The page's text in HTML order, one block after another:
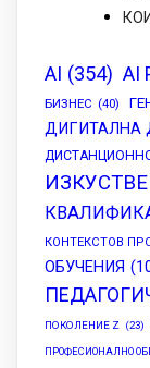
AI (354) AI
БИЗНЕС (40)
ДИГИТАЛНА
КОНТЕКСТОВ
ОБУЧЕНИЯ
ПОКОЛЕНИЕ Z (23)
ПРОФЕСИОНАЛНО